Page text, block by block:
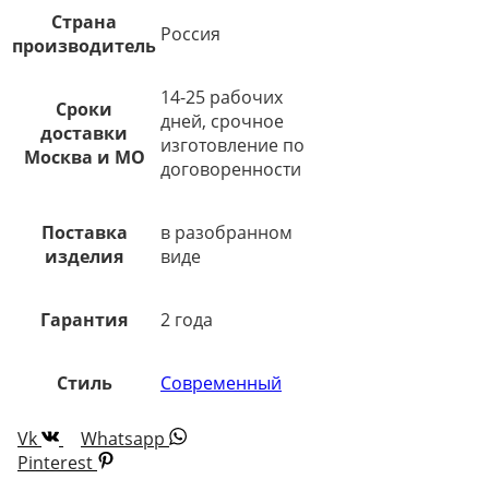
Страна
производитель Россия
Сроки
доставки
Москва и МО
14-25 рабочих
дней, срочное
изготовление по
договоренности
Поставка
изделия
в разобранном
виде
Гарантия 2 года
Стиль Современный
Vk
Whatsapp
Pinterest